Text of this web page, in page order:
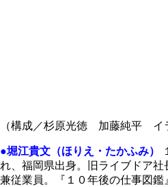
（構成／杉原光徳 加藤純平 イ
●堀江貴文（ほりえ・たかふみ）
れ、福岡県出身。旧ライブドア
兼従業員。『１０年後の仕事図